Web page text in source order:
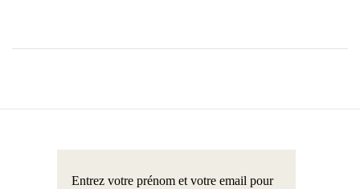
Entrez votre prénom et votre email pour